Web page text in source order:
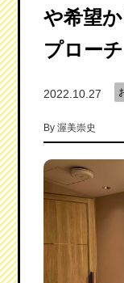
や希望
プロー
2022.10.27
By 渥美崇史